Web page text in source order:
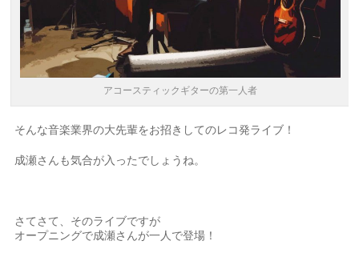
アコースティックギターの第一人者
そんな音楽業界の大先輩をお招きしてのレコ発ライブ！
成瀬さんも気合が入ったでしょうね。
さてさて、そのライブですが
オープニングで成瀬さんが一人で登場！